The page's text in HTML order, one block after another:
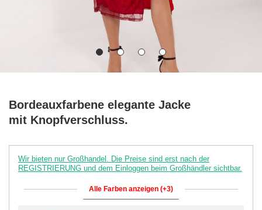
Bordeauxfarbene elegante Jacke
mit Knopfverschluss.
Wir bieten nur Großhandel. Die Preise sind erst nach der
REGISTRIERUNG und dem Einloggen beim Großhändler sichtbar.
Alle Farben anzeigen (+3)